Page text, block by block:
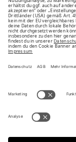
Unsere Partner